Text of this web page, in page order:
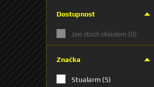
Dostupnost
Jen zboží skladem (0)
Značka
Stualarm (5)